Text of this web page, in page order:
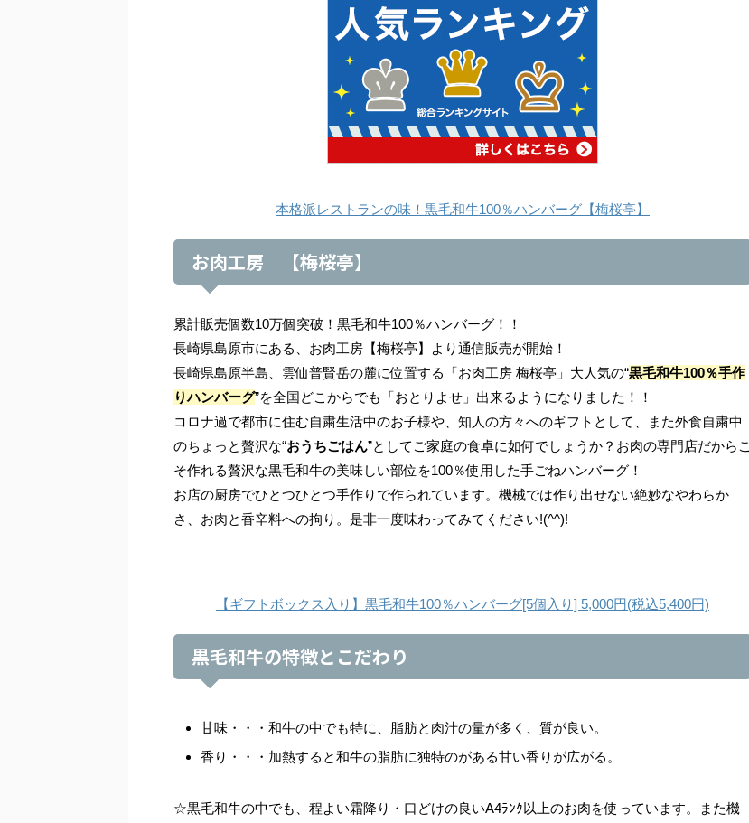
本格派レストランの味！黒毛和牛100％ハンバーグ【梅桜亭】
お肉工房 【梅桜亭】
累計販売個数10万個突破！黒毛和牛100％ハンバーグ！！
長崎県島原市にある、お肉工房【梅桜亭】より通信販売が開始！
長崎県島原半島、雲仙普賢岳の麓に位置する「お肉工房 梅桜亭」大人気の“黒毛和牛100％手作
りハンバーグ”を全国どこからでも「おとりよせ」出来るようになりました！！
コロナ過で都市に住む自粛生活中のお子様や、知人の方々へのギフトとして、また外食自粛中
のちょっと贅沢な“おうちごはん”としてご家庭の食卓に如何でしょうか？お肉の専門店だからこ
そ作れる贅沢な黒毛和牛の美味しい部位を100％使用した手ごねハンバーグ！
お店の厨房でひとつひとつ手作りで作られています。機械では作り出せない絶妙なやわらか
さ、お肉と香辛料への拘り。是非一度味わってみてください!(^^)!
【ギフトボックス入り】黒毛和牛100％ハンバーグ[5個入り] 5,000円(税込5,400円)
黒毛和牛の特徴とこだわり
甘味・・・和牛の中でも特に、脂肪と肉汁の量が多く、質が良い。
香り・・・加熱すると和牛の脂肪に独特のがある甘い香りが広がる。
☆黒毛和牛の中でも、程よい霜降り・口どけの良いA4ﾗﾝｸ以上のお肉を使っています。また機